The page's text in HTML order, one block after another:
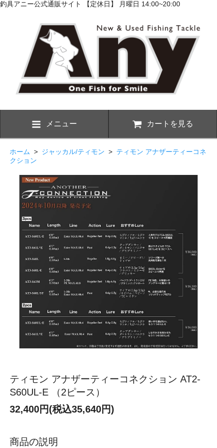
釣具アニー公式通販サイト 【定休日】 月曜日 14:00~20:00
メニュー カートを見る
ホーム > ジャッカル/ティモン > ティモン アナザーティーコネ
クション
ティモン アナザーティーコネクション AT2-
S60UL-E （2ピース）
32,400円(税込35,640円)
商品の説明